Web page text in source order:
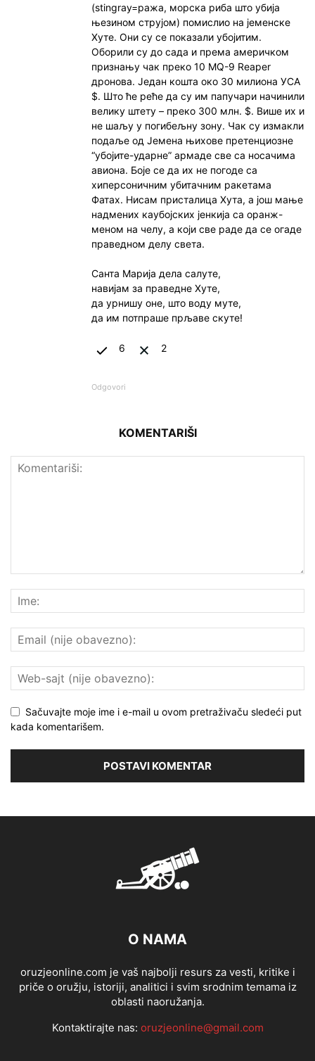
(stingray=ража, морска риба што убија
њезином струјом) помислио на јеменске
Хуте. Они су се показали убојитим.
Оборили су до сада и према америчком
признању чак преко 10 МQ-9 Reaper
дронова. Један кошта око 30 милиона УСА
$. Што ће реће да су им папучари начинили
велику штету – преко 300 млн. $. Више их и
не шаљу у погибељну зону. Чак су измакли
подаље од Јемена њихове претенциозне
“убојите-ударне” армаде све са носачима
авиона. Боје се да их не погоде са
хиперсоничним убитачним ракетама
Фатах. Нисам присталица Хута, а још мање
надмених каубојских јенкија са оранж-
меном на челу, а који све раде да се огаде
праведном делу света.
Санта Марија дела салуте,
навијам за праведне Хуте,
да урнишу оне, што воду муте,
да им потпраше прљаве скуте!
6 2
Odgovori
KOMENTARIŠI
Sačuvajte moje ime i e-mail u ovom pretraživaču sledeći put
kada komentarišem.
O NAMA
oruzjeonline.com je vaš najbolji resurs za vesti, kritike i
priče o oružju, istoriji, analitici i svim srodnim temama iz
oblasti naoružanja.
Kontaktirajte nas: oruzjeonline@gmail.com